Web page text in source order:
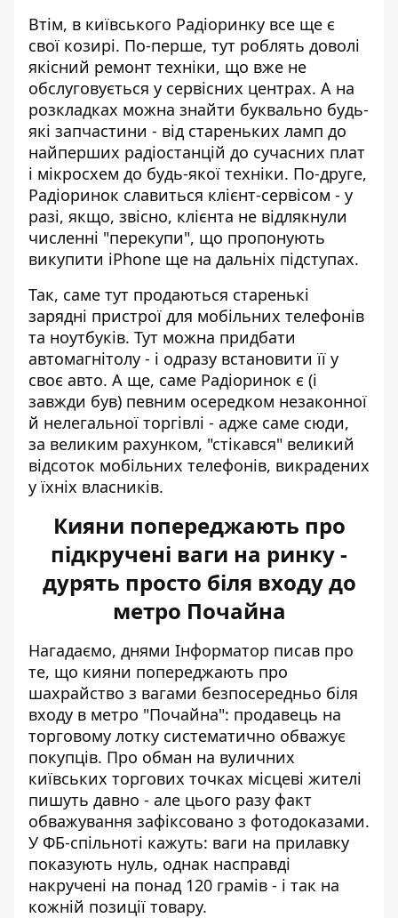
Втім, в київського Радіоринку все ще є
свої козирі. По-перше, тут роблять доволі
якісний ремонт техніки, що вже не
обслуговується у сервісних центрах. А на
розкладках можна знайти буквально будь-
які запчастини - від стареньких ламп до
найперших радіостанцій до сучасних плат
і мікросхем до будь-якої техніки. По-друге,
Радіоринок славиться клієнт-сервісом - у
разі, якщо, звісно, клієнта не відлякнули
численні "перекупи", що пропонують
викупити iPhone ще на дальніх підступах.
Так, саме тут продаються старенькі
зарядні пристрої для мобільних телефонів
та ноутбуків. Тут можна придбати
автомагнітолу - і одразу встановити її у
своє авто. А ще, саме Радіоринок є (і
завжди був) певним осередком незаконної
й нелегальної торгівлі - адже саме сюди,
за великим рахунком, "стікався" великий
відсоток мобільних телефонів, викрадених
у їхніх власників.
Кияни попереджають про
підкручені ваги на ринку -
дурять просто біля входу до
метро Почайна
Нагадаємо, днями Інформатор писав про
те, що кияни попереджають про
шахрайство з вагами безпосередньо біля
входу в метро "Почайна": продавець на
торговому лотку систематично обважує
покупців. Про обман на вуличних
київських торгових точках місцеві жителі
пишуть давно - але цього разу факт
обважування зафіксовано з фотодоказами.
У ФБ-спільноті кажуть: ваги на прилавку
показують нуль, однак насправді
накручені на понад 120 грамів - і так на
кожній позиції товару.